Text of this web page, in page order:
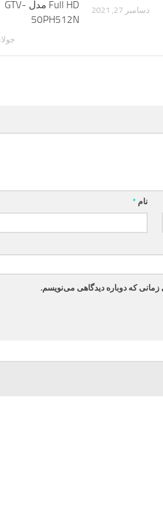
Full HD مدل GTV-
50PH512N
جولای
دسامبر 27, 2021
نام*
که دوباره دیدگاهی می‌نویسم.